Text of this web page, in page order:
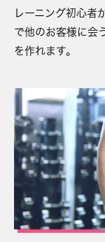
レーニング初心者
で他のお客様に会
を作れます。